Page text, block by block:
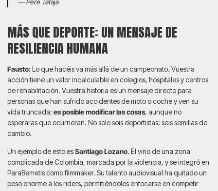
— Pere Tafaja
MÁS QUE DEPORTE: UN MENSAJE DE
RESILIENCIA HUMANA
Fausto:Lo que hacéis va más allá de un campeonato. Vuestra
acción tiene un valor incalculable en colegios, hospitales y centros
de rehabilitación. Vuestra historia es un mensaje directo para
personas que han sufrido accidentes de moto o coche y ven su
vida truncada: es posible modificar las cosas, aunque no
esperaras que ocurrieran. No solo sois deportistas; sois semillas de
cambio.
Un ejemplo de esto esSantiago Lozano. Él vino de una zona
complicada de Colombia, marcada por la violencia, y se integró en
ParaBemetis como filmmaker. Su talento audiovisual ha quitado un
peso enorme a los riders, permitiéndoles enfocarse en competir